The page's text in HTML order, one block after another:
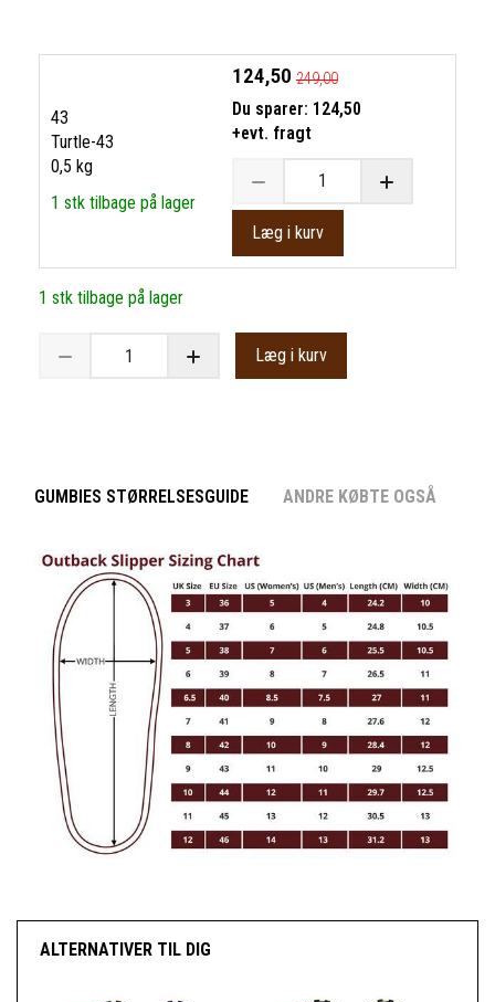
43
Turtle-43
0,5 kg
1 stk tilbage på lager
124,50 249,00
Du sparer: 124,50
+evt. fragt
Læg i kurv
1 stk tilbage på lager
Læg i kurv
GUMBIES STØRRELSESGUIDE ANDRE KØBTE OGSÅ
ALTERNATIVER TIL DIG